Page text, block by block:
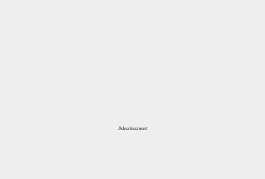
Advertisement